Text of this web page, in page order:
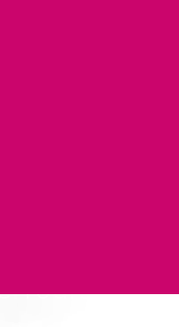
Tours